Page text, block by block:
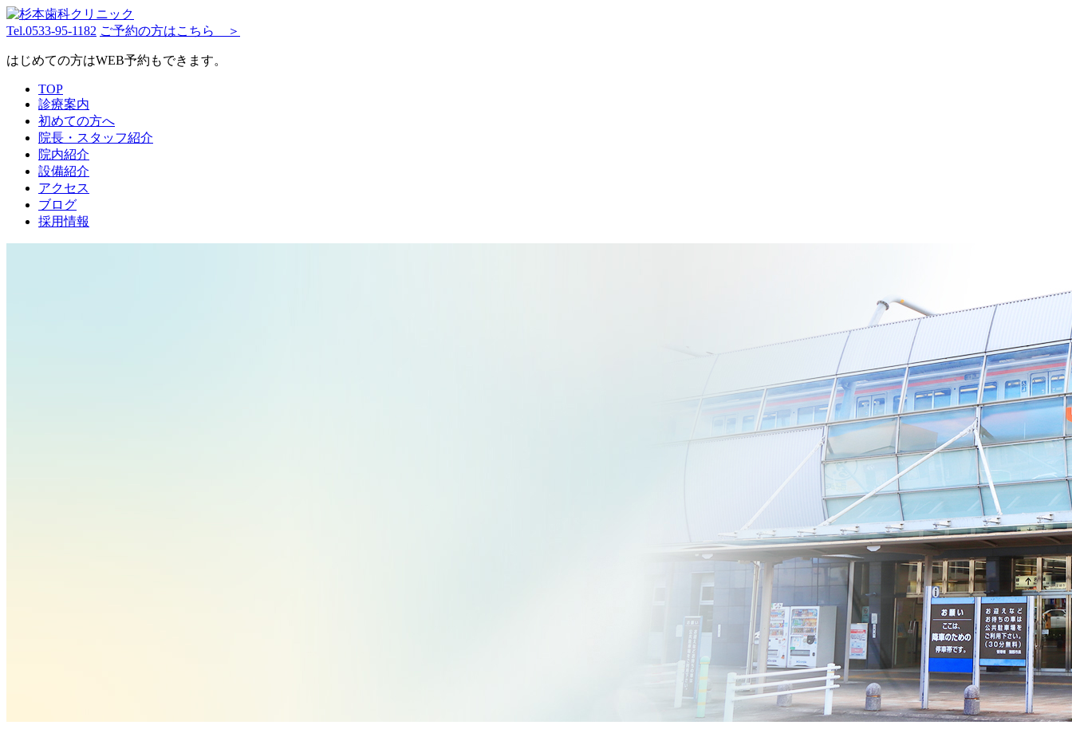
Tel.0533-95-1182 ご予約の方はこちら ＞
はじめての方はWEB予約もできます。
TOP
診療案内
初めての方へ
院長・スタッフ紹介
院内紹介
設備紹介
アクセス
ブログ
採用情報